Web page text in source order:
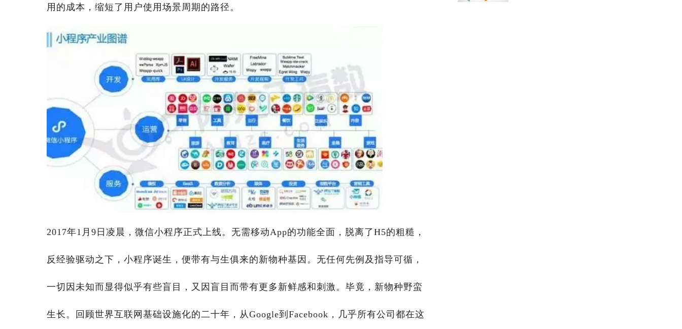
用的成本，缩短了用户使用场景周期的路径。
2017年1月9日凌晨，微信小程序正式上线。无需移动App的功能全面，脱离了H5的粗糙，
反经验驱动之下，小程序诞生，便带有与生俱来的新物种基因。无任何先例及指导可循，
一切因未知而显得似乎有些盲目，又因盲目而带有更多新鲜感和刺激。毕竟，新物种野蛮
生长。回顾世界互联网基础设施化的二十年，从Google到Facebook，几乎所有公司都在这